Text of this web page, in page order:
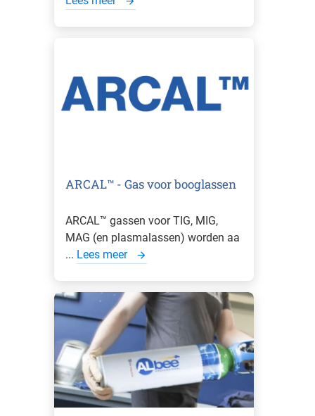
ARCAL™ - Gas voor booglassen
ARCAL™ gassen voor TIG, MIG,
MAG (en plasmalassen) worden aa
... Lees meer